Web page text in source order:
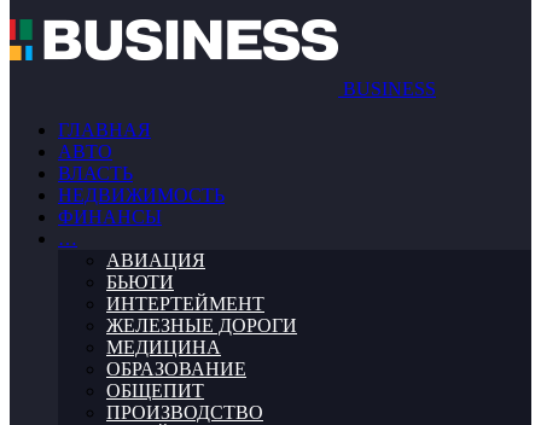
BUSINESS
ГЛАВНАЯ
АВТО
ВЛАСТЬ
НЕДВИЖИМОСТЬ
ФИНАНСЫ
…
АВИАЦИЯ
БЬЮТИ
ИНТЕРТЕЙМЕНТ
ЖЕЛЕЗНЫЕ ДОРОГИ
МЕДИЦИНА
ОБРАЗОВАНИЕ
ОБЩЕПИТ
ПРОИЗВОДСТВО